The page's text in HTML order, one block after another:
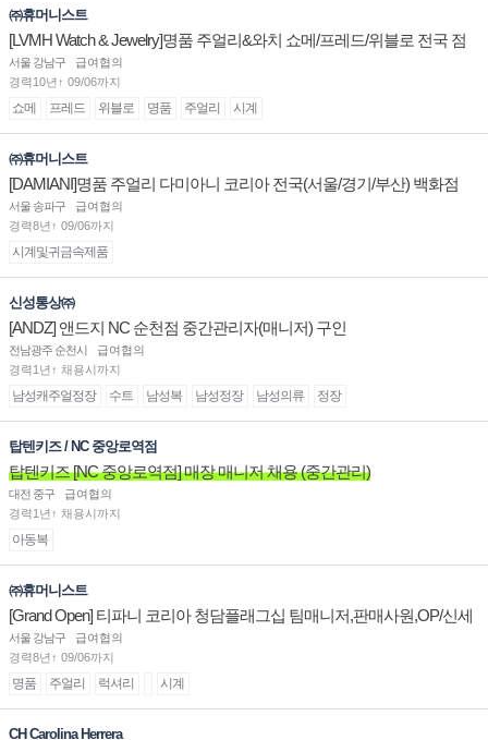
㈜휴머니스트
[LVMH Watch & Jewelry]명품 주얼리&와치 쇼메/프레드/위블로 전국 점
장/부점장/판매사원 채용
서울 강남구
급여협의
경력10년↑ 09/06까지
쇼메 프레드 위블로 명품 주얼리 시계
㈜휴머니스트
[DAMIANI]명품 주얼리 다미아니 코리아 전국(서울/경기/부산) 백화점
부점장/판매사원 채용
서울 송파구
급여협의
경력8년↑ 09/06까지
시계및귀금속제품
신성통상㈜
[ANDZ] 앤드지 NC 순천점 중간관리자(매니저) 구인
전남광주 순천시
급여협의
경력1년↑ 채용시까지
남성캐주얼정장 수트 남성복 남성정장 남성의류 정장
탑텐키즈 / NC 중앙로역점
탑텐키즈 [NC 중앙로역점] 매장 매니저 채용 (중간관리)
대전 중구
급여협의
경력1년↑ 채용시까지
아동복
㈜휴머니스트
[Grand Open] 티파니 코리아 청담플래그십 팀매니저,판매사원,OP/신세
계대전 판매사원 채용
서울 강남구
급여협의
경력8년↑ 09/06까지
명품 주얼리 럭셔리 시계
CH Carolina Herrera